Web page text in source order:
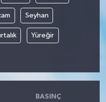
Seyhan
Yüreğir
BASINÇ